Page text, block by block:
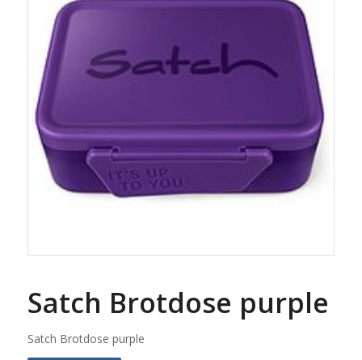
Satch Brotdose purple
Satch Brotdose purple